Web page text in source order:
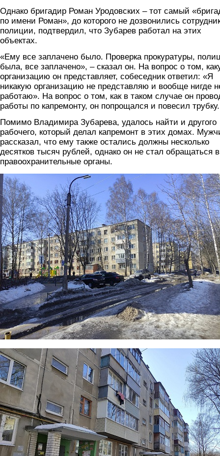
Однако бригадир Роман Уродовских – тот самый
по имени Роман», до которого не дозвонились
полиции, подтвердил, что Зубарев работал на этих
объектах.
«Ему все заплачено было. Проверка прокуратуры,
была, все заплачено», – сказал он. На вопрос о том,
организацию он представляет, собеседник ответил: «Я
никакую организацию не представляю и вообще нигде
работаю». На вопрос о том, как в таком случае он
работы по капремонту, он попрощался и повесил трубку.
Помимо Владимира Зубарева, удалось найти и другого
рабочего, который делал капремонт в этих домах.
рассказал, что ему также остались должны несколько
десятков тысяч рублей, однако он не стал обращаться в
правоохранительные органы.
1.jpg
2.jpg